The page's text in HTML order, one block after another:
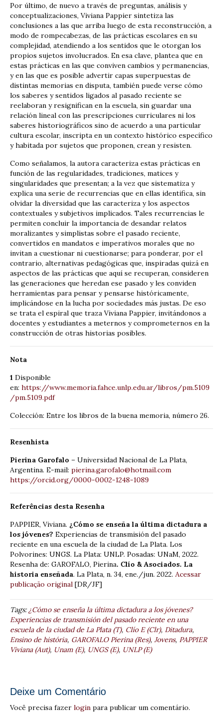
Por último, de nuevo a través de preguntas, análisis y
conceptualizaciones, Viviana Pappier sintetiza las
conclusiones a las que arriba luego de esta reconstrucción, a
modo de rompecabezas, de las prácticas escolares en su
complejidad, atendiendo a los sentidos que le otorgan los
propios sujetos involucrados. En esa clave, plantea que en
estas prácticas en las que conviven cambios y permanencias,
y en las que es posible advertir capas superpuestas de
distintas memorias en disputa, también puede verse cómo
los saberes y sentidos ligados al pasado reciente se
reelaboran y resignifican en la escuela, sin guardar una
relación lineal con las prescripciones curriculares ni los
saberes historiográficos sino de acuerdo a una particular
cultura escolar, inscripta en un contexto histórico específico
y habitada por sujetos que proponen, crean y resisten.
Como señalamos, la autora caracteriza estas prácticas en
función de las regularidades, tradiciones, matices y
singularidades que presentan; a la vez que sistematiza y
explica una serie de recurrencias que en ellas identifica, sin
olvidar la diversidad que las caracteriza y los aspectos
contextuales y subjetivos implicados. Tales recurrencias le
permiten concluir la importancia de desandar relatos
moralizantes y simplistas sobre el pasado reciente,
convertidos en mandatos e imperativos morales que no
invitan a cuestionar ni cuestionarse; para ponderar, por el
contrario, alternativas pedagógicas que, inspiradas quizá en
aspectos de las prácticas que aquí se recuperan, consideren
las generaciones que heredan ese pasado y les conviden
herramientas para pensar y pensarse históricamente,
implicándose en la lucha por sociedades más justas. De eso
se trata el espiral que traza Viviana Pappier, invitándonos a
docentes y estudiantes a meternos y comprometernos en la
construcción de otras historias posibles.
Nota
1 Disponible
en: https://www.memoria.fahce.unlp.edu.ar/libros/pm.5109
/pm.5109.pdf
Colección: Entre los libros de la buena memoria, número 26.
Resenhista
Pierina Garofalo – Universidad Nacional de La Plata,
Argentina. E-mail: pierina.garofalo@hotmail.com
https://orcid.org/0000-0002-1248-1089
Referências desta Resenha
PAPPIER, Viviana. ¿Cómo se enseña la última dictadura a
los jóvenes? Experiencias de transmisión del pasado
reciente en una escuela de la ciudad de La Plata. Los
Polvorines: UNGS. La Plata: UNLP. Posadas: UNaM, 2022.
Resenha de: GAROFALO, Pierina. Clío & Asociados. La
historia enseñada. La Plata, n. 34, ene./jun. 2022. Acessar
publicação original [DR/JF]
Tags:¿Cómo se enseña la última dictadura a los jóvenes?
Experiencias de transmisión del pasado reciente en una
escuela de la ciudad de La Plata (T), Clío E (Clr), Ditadura,
Ensino de história, GAROFALO Pierina (Res), Jovens, PAPPIER
Viviana (Aut), Unam (E), UNGS (E), UNLP (E)
Deixe um Comentário
Você precisa fazer login para publicar um comentário.